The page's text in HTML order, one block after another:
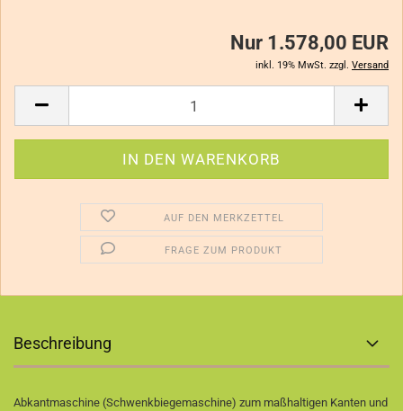
Nur 1.578,00 EUR
inkl. 19% MwSt. zzgl. Versand
AUF DEN MERKZETTEL
FRAGE ZUM PRODUKT
Beschreibung
Abkantmaschine (Schwenkbiegemaschine) zum maßhaltigen Kanten und